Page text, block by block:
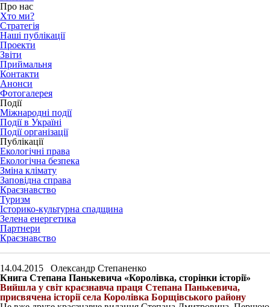
Про нас
Хто ми?
Стратегія
Наші публікації
Проекти
Звіти
Приймальня
Контакти
Анонси
Фотогалерея
Події
Міжнародні події
Події в Україні
Події організації
Публікації
Екологічні права
Екологічна безпека
Зміна клімату
Заповідна справа
Краєзнавство
Туризм
Історико-культурна спадщина
Зелена енергетика
Партнери
Краєзнавство
14.04.2015 Олександр Степаненко
Книга Степана Панькевича «Королівка, сторінки історії»
Вийшла у світ краєзнавча праця Степана Панькевича,
присвячена історії села Королівка Борщівського району